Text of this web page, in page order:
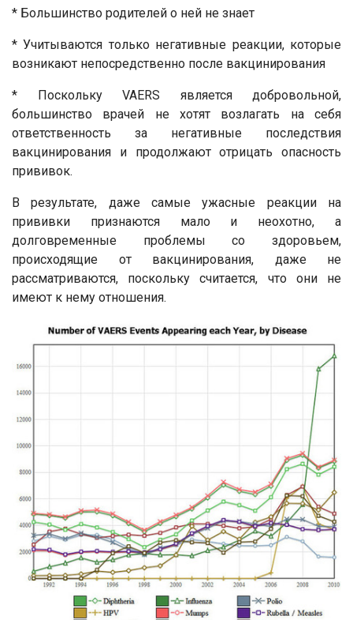
* Большинство родителей о ней не знает
* Учитываются только негативные реакции, которые
возникают непосредственно после вакцинирования
* Поскольку VAERS является добровольной,
большинство врачей не хотят возлагать на себя
ответственность за негативные последствия
вакцинирования и продолжают отрицать опасность
прививок.
В результате, даже самые ужасные реакции на
прививки признаются мало и неохотно, а
долговременные проблемы со здоровьем,
происходящие от вакцинирования, даже не
рассматриваются, поскольку считается, что они не
имеют к нему отношения.